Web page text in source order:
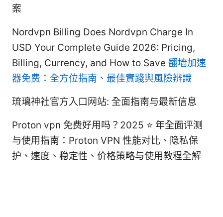
案
Nordvpn Billing Does Nordvpn Charge In
USD Your Complete Guide 2026: Pricing,
Billing, Currency, and How to Save 翻墙加速
器免费：全方位指南、最佳實踐與風險辨識
琉璃神社官方入口网站: 全面指南与最新信息
Proton vpn 免费好用吗？2025 ⭐ 年全面评测
与使用指南：Proton VPN 性能对比、隐私保
护、速度、稳定性、价格策略与使用教程全解